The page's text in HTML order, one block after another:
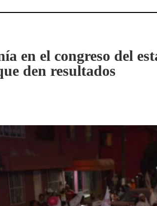
en el congreso del
den resultados